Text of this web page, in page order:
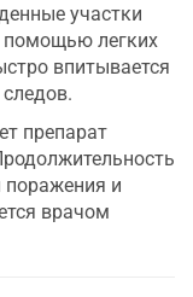
участки
легких
впитывается
препарат
поражения и
врачом